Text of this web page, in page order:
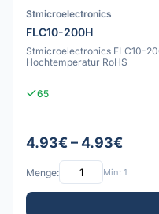
Stmicroelectronics
FLC10-200H
Stmicroelectronics FLC10-
Hochtemperatur RoHS
65
4.93€ – 4.93€
Menge: Min: 1